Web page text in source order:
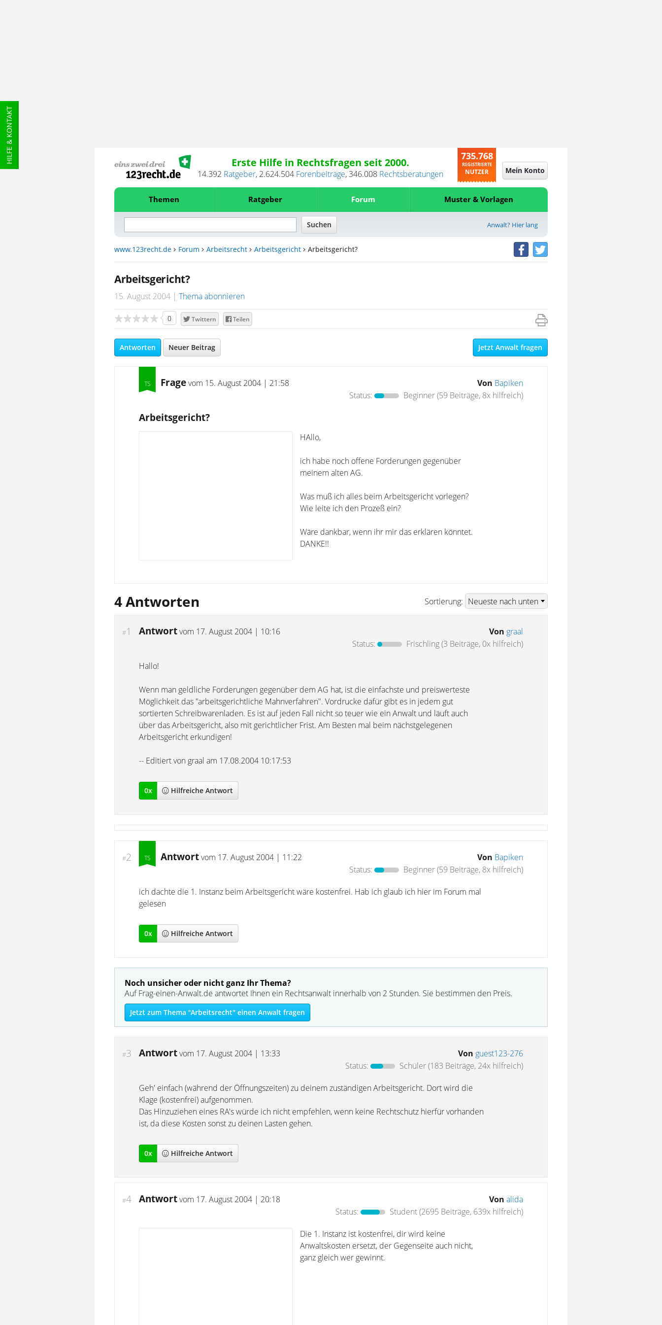
HILFE & KONTAKT Erste Hilfe in Rechtsfragen seit 2000.
14.392 Ratgeber, 2.624.504 Forenbeiträge,346.008 Rechtsberatungen
735.768
REGISTRIERTE
NUTZER Mein Konto
Themen Ratgeber Forum Muster & Vorlagen
Anwalt? Hier lang
www.123recht.de Forum Arbeitsrecht Arbeitsgericht Arbeitsgericht?
Arbeitsgericht?
15. August 2004 Thema abonnieren
0 Twittern Teilen
Antworten Neuer Beitrag Jetzt Anwalt fragen
Fragevom 15. August 2004 | 21:58 Von Bapiken
Status:
Beginner(59 Beiträge, 8x hilfreich)
Arbeitsgericht?
HAllo,
ich habe noch offene Forderungen gegenüber
meinem alten AG.
Was muß ich alles beim Arbeitsgericht vorlegen?
Wie leite ich den Prozeß ein?
Wäre dankbar, wenn ihr mir das erklären könntet.
DANKE!!
4 Antworten Sortierung:
#1 Antwortvom 17. August 2004 | 10:16 Von graal
Status:
Frischling(3 Beiträge, 0x hilfreich)
Hallo!
Wenn man geldliche Forderungen gegenüber dem AG hat, ist die einfachste und preiswerteste
Möglichkeit das "arbeitsgerichtliche Mahnverfahren". Vordrucke dafür gibt es in jedem gut
sortierten Schreibwarenladen. Es ist auf jeden Fall nicht so teuer wie ein Anwalt und läuft auch
über das Arbeitsgericht, also mit gerichtlicher Frist. Am Besten mal beim nächstgelegenen
Arbeitsgericht erkundigen!
-- Editiert von graal am 17.08.2004 10:17:53
0x Hilfreiche Antwort
#2 Antwortvom 17. August 2004 | 11:22 Von Bapiken
Status:
Beginner(59 Beiträge, 8x hilfreich)
ich dachte die 1. Instanz beim Arbeitsgericht wäre kostenfrei. Hab ich glaub ich hier im Forum mal
gelesen
0x Hilfreiche Antwort
Noch unsicher oder nicht ganz Ihr Thema?
Auf Frag-einen-Anwalt.de antwortet Ihnen ein Rechtsanwalt innerhalb von 2 Stunden. Sie bestimmen den Preis.
Jetzt zum Thema "Arbeitsrecht" einen Anwalt fragen
#3 Antwortvom 17. August 2004 | 13:33 Von guest123-276
Status:
Schüler(183 Beiträge, 24x hilfreich)
Geh' einfach (während der Öffnungszeiten) zu deinem zuständigen Arbeitsgericht. Dort wird die
Klage (kostenfrei) aufgenommen.
Das Hinzuziehen eines RA's würde ich nicht empfehlen, wenn keine Rechtschutz hierfür vorhanden
ist, da diese Kosten sonst zu deinen Lasten gehen.
0x Hilfreiche Antwort
#4 Antwortvom 17. August 2004 | 20:18 Von alida
Status:
Student(2695 Beiträge, 639x hilfreich)
Die 1. Instanz ist kostenfrei, dir wird keine
Anwaltskosten ersetzt, der Gegenseite auch nicht,
ganz gleich wer gewinnt.